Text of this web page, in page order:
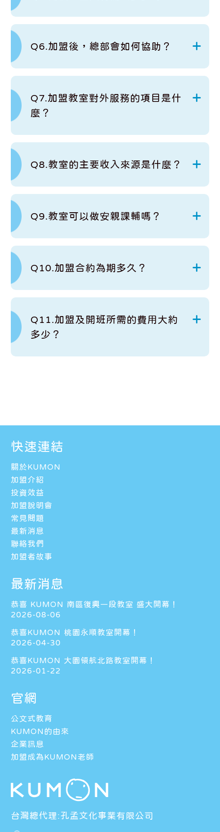
Q6.加盟後，總部會如何協助？
Q7.加盟教室對外服務的項目是什
麼？
Q8.教室的主要收入來源是什麼？
Q9.教室可以做安親課輔嗎？
Q10.加盟合約為期多久？
Q11.加盟及開班所需的費用大約
多少？
台灣總代理:孔孟文化事業有限公司
快速連結
關於KUMON
加盟介紹
投資效益
加盟說明會
常見問題
最新消息
聯絡我們
加盟者故事
最新消息
恭喜 KUMON 南區復興一段教室 盛大開幕！
2026-08-06
恭喜KUMON 桃園永順教室開幕！
2026-04-30
恭喜KUMON 大園領航北路教室開幕！
2026-01-22
官網
公文式教育
KUMON的由來
企業訊息
加盟成為KUMON老師